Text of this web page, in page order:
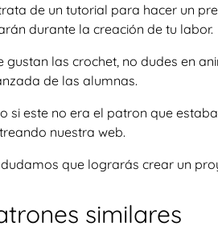
de un tutorial para hacer un
durante la creación de tu labor.
gustan las crochet, no dudes en
de las alumnas.
si este no era el patron que
nuestra web.
que lograrás crear un
similares